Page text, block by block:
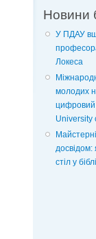
Новини
У ПДАУ
Локеса
молодих
цифровий
University
досвідом:
стіл у